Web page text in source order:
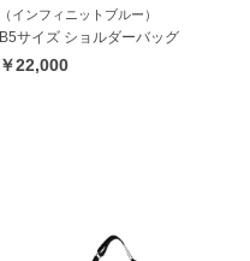
（インフィニットブルー）
B5サイズ ショルダーバッグ
￥22,000